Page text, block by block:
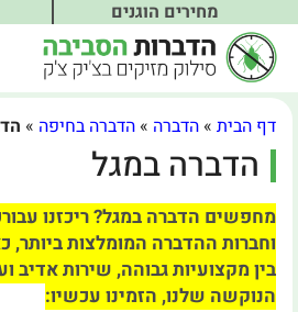
מחירים הוגנים
דף הבית »הדברה »הדברה בחיפה »
הדברה במגל
מחפשים הדברה במגל? ריכזנו
וחברות ההדברה המומלצות ביותר,
בין מקצועיות גבוהה, שירות אדיב
הנוקשה שלנו, הזמינו עכשיו: